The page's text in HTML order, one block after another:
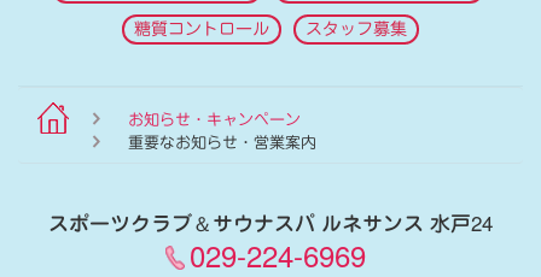
糖質コントロール スタッフ募集
お知らせ・キャンペーン
重要なお知らせ・営業案内
スポーツクラブ＆サウナスパ ルネサンス 水戸24
029-224-6969